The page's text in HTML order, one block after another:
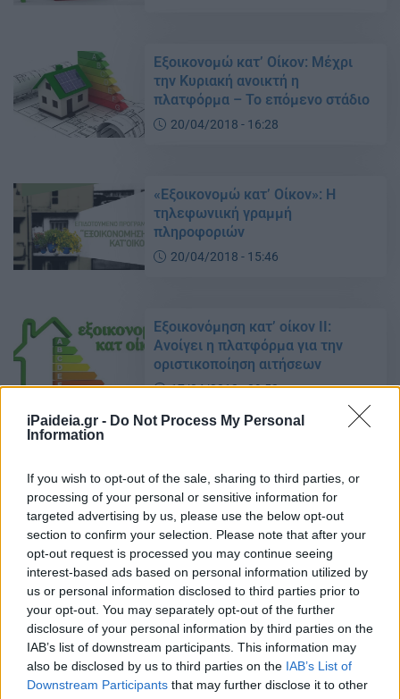
iPaideia.gr - Do Not Process My Personal
Information
If you wish to opt-out of the sale, sharing to third parties, or
processing of your personal or sensitive information for
targeted advertising by us, please use the below opt-out
section to confirm your selection. Please note that after your
opt-out request is processed you may continue seeing
interest-based ads based on personal information utilized by
us or personal information disclosed to third parties prior to
your opt-out. You may separately opt-out of the further
disclosure of your personal information by third parties on the
IAB’s list of downstream participants. This information may
also be disclosed by us to third parties on the IAB’s List of
Downstream Participants that may further disclose it to other
Εξοικονομώ κατ’ Οίκον: Μέχρι
την Κυριακή ανοικτή η
πλατφόρμα – Το επόμενο στάδιο
20/04/2018 - 16:28
«Εξοικονομώ κατ’ Οίκον»: Η
τηλεφωνιική γραμμή
πληροφοριών
20/04/2018 - 15:46
Εξοικονόμηση κατ’ οίκον ΙΙ:
Ανοίγει η πλατφόρμα για την
οριστικοποίηση αιτήσεων
17/04/2018 - 09:52
Ανοίγει πάλι η πλατφόρμα
10/04/2018 - 09:09
Εξαντλήθηκαν και για την Αττική
οι πόροι του Εξοικονομώ Κατ’
Οίκον
04/04/2018 - 09:13